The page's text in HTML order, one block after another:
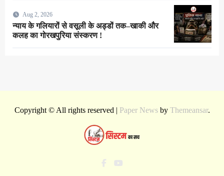
Aug 2, 2026
न्याय के गलियारों से वसूली के अड्डों तक–खाकी और
कलह का गोरखपुरिया संस्करण !
Copyright © All rights reserved | Paper Newsby Themeansar.